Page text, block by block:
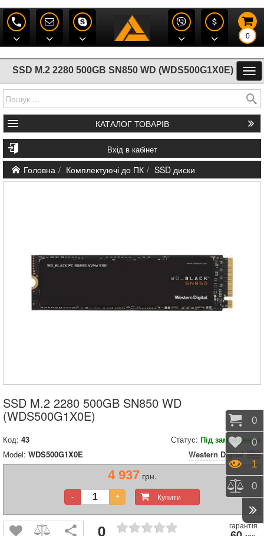
0
SSD M.2 2280 500GB SN850 WD (WDS500G1X0E)
КАТАЛОГ ТОВАРІВ
Вхід в кабінет
Головна Комплектуючі до ПК SSD диски
SSD M.2 2280 500GB SN850 WD
(WDS500G1X0E)
Код: 43 Статус: Під замовлення
Model: WDS500G1X0E Western Digital
4 937грн.
Купити
- +
0 гарантія
0
0
1
0